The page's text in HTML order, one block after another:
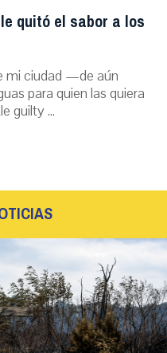
quitó el sabor a los
mi ciudad —de aún
para quien las quiera
guilty ...